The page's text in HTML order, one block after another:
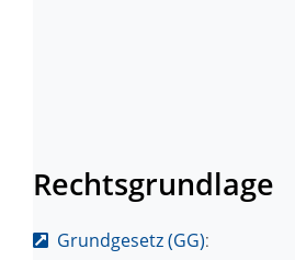
Rechtsgrundlage
Grundgesetz (GG):